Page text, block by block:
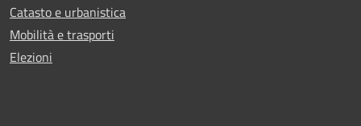
Catasto e urbanistica
Mobilità e trasporti
Elezioni